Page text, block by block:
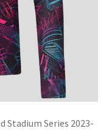
Stadium Series 2023-